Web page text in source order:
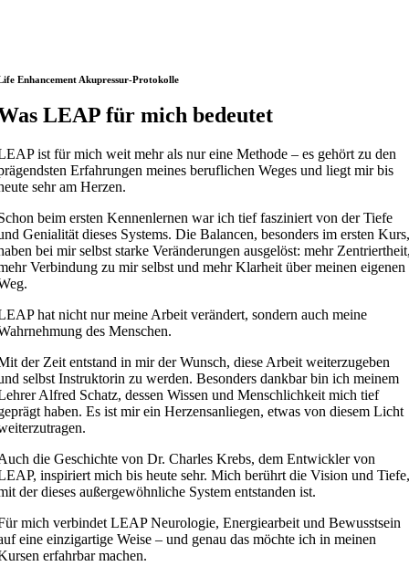
Enhancement Akupressur-Protokolle
LEAP für mich bedeutet
ist für mich weit mehr als nur eine Methode – es gehört zu den
Erfahrungen meines beruflichen Weges und liegt mir bis
sehr am Herzen.
beim ersten Kennenlernen war ich tief fasziniert von der Tiefe
Genialität dieses Systems. Die Balancen, besonders im ersten
bei mir selbst starke Veränderungen ausgelöst: mehr
Verbindung zu mir selbst und mehr Klarheit über meinen eigenen
hat nicht nur meine Arbeit verändert, sondern auch meine
des Menschen.
der Zeit entstand in mir der Wunsch, diese Arbeit weiterzugeben
selbst Instruktorin zu werden. Besonders dankbar bin ich meinem
Alfred Schatz, dessen Wissen und Menschlichkeit mich tief
haben. Es ist mir ein Herzensanliegen, etwas von diesem Licht
die Geschichte von Dr. Charles Krebs, dem Entwickler von
inspiriert mich bis heute sehr. Mich berührt die Vision und
der dieses außergewöhnliche System entstanden ist.
mich verbindet LEAP Neurologie, Energiearbeit und Bewusstsein
eine einzigartige Weise – und genau das möchte ich in meinen
erfahrbar machen.